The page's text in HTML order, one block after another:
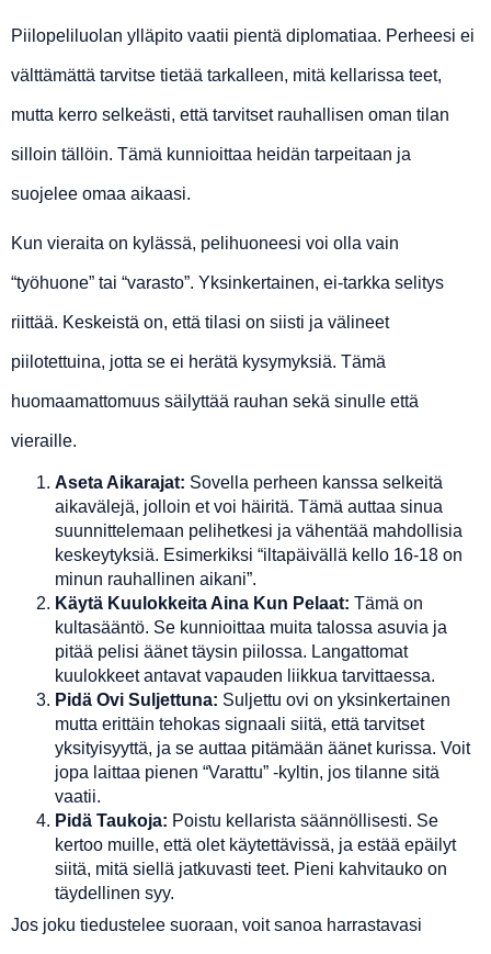
Piilopeliluolan ylläpito vaatii pientä diplomatiaa. Perheesi ei
välttämättä tarvitse tietää tarkalleen, mitä kellarissa teet,
mutta kerro selkeästi, että tarvitset rauhallisen oman tilan
silloin tällöin. Tämä kunnioittaa heidän tarpeitaan ja
suojelee omaa aikaasi.
Kun vieraita on kylässä, pelihuoneesi voi olla vain
“työhuone” tai “varasto”. Yksinkertainen, ei-tarkka selitys
riittää. Keskeistä on, että tilasi on siisti ja välineet
piilotettuina, jotta se ei herätä kysymyksiä. Tämä
huomaamattomuus säilyttää rauhan sekä sinulle että
vieraille.
Aseta Aikarajat: Sovella perheen kanssa selkeitä
aikavälejä, jolloin et voi häiritä. Tämä auttaa sinua
suunnittelemaan pelihetkesi ja vähentää mahdollisia
keskeytyksiä. Esimerkiksi “iltapäivällä kello 16-18 on
minun rauhallinen aikani”.
Käytä Kuulokkeita Aina Kun Pelaat: Tämä on
kultasääntö. Se kunnioittaa muita talossa asuvia ja
pitää pelisi äänet täysin piilossa. Langattomat
kuulokkeet antavat vapauden liikkua tarvittaessa.
Pidä Ovi Suljettuna: Suljettu ovi on yksinkertainen
mutta erittäin tehokas signaali siitä, että tarvitset
yksityisyyttä, ja se auttaa pitämään äänet kurissa. Voit
jopa laittaa pienen “Varattu” -kyltin, jos tilanne sitä
vaatii.
Pidä Taukoja: Poistu kellarista säännöllisesti. Se
kertoo muille, että olet käytettävissä, ja estää epäilyt
siitä, mitä siellä jatkuvasti teet. Pieni kahvitauko on
täydellinen syy.
Jos joku tiedustelee suoraan, voit sanoa harrastavasi